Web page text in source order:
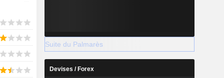
Suite du Palmarès
Devises / Forex